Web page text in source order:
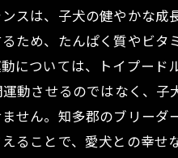
スは、子犬の健やかな成
ため、たんぱく質やビタ
ついては、トイプード
動させるのではなく、子
せん。知多郡のブリーダ
ことで、愛犬との幸せ